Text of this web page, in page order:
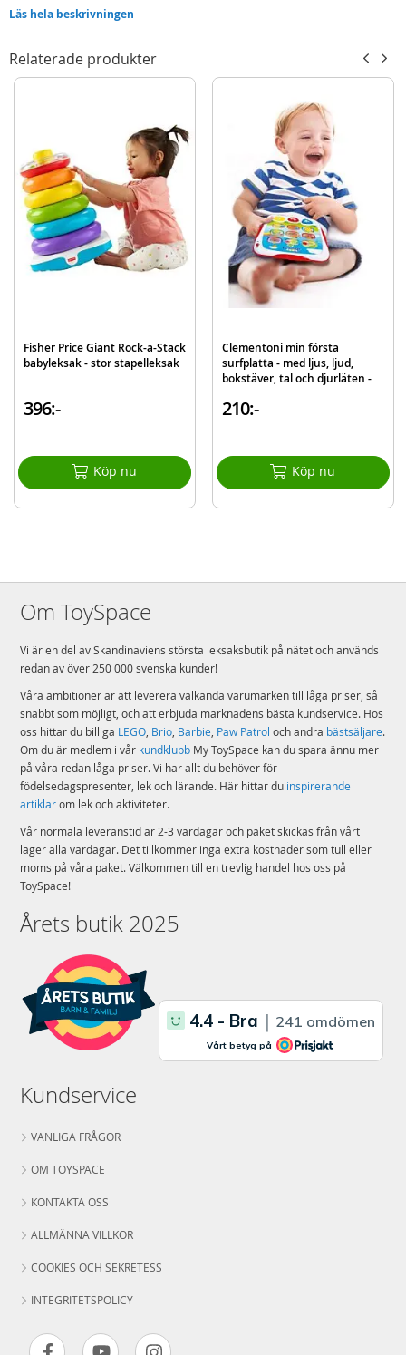
Fisher Price Little People flygplan
Detaljer:
OBS! Viss montering krävs.
Mer
information
Modell FMT33
EAN 887961580884
Varumärke Fisher Price
Läs hela beskrivningen
Relaterade produkter
Fisher Price Giant Rock-a-Stack
babyleksak - stor stapelleksak
396:-
Köp nu
Clementoni min första
surfplatta - med ljus, ljud,
bokstäver, tal och djurläten -
210:-
Köp nu
Om ToySpace
Vi är en del av Skandinaviens största leksaksbutik på nätet och används
redan av över 250 000 svenska kunder!
Våra ambitioner är att leverera välkända varumärken till låga priser, så
snabbt som möjligt, och att erbjuda marknadens bästa kundservice. Hos
oss hittar du billiga LEGO, Brio, Barbie, Paw Patrol och andra bästsäljare.
Om du är medlem i vår kundklubb My ToySpace kan du spara ännu mer
på våra redan låga priser. Vi har allt du behöver för
födelsedagspresenter, lek och lärande. Här hittar du inspirerande
artiklarom lek och aktiviteter.
Vår normala leveranstid är 2-3 vardagar och paket skickas från vårt
lager alla vardagar. Det tillkommer inga extra kostnader som tull eller
moms på våra paket. Välkommen till en trevlig handel hos oss på
ToySpace!
Årets butik 2025
Kundservice
VANLIGA FRÅGOR
OM TOYSPACE
KONTAKTA OSS
ALLMÄNNA VILLKOR
COOKIES OCH SEKRETESS
INTEGRITETSPOLICY